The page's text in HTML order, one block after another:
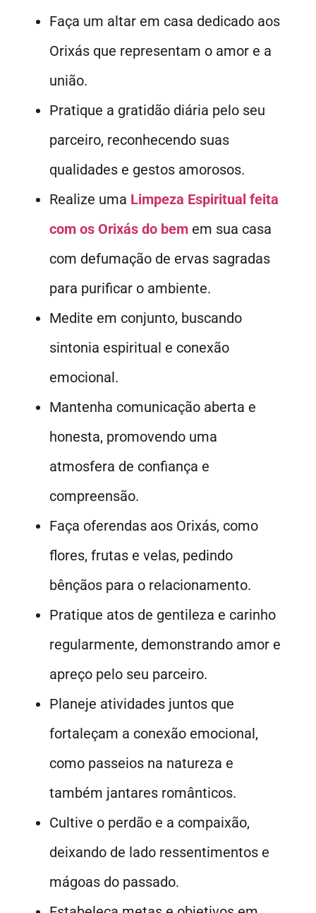
Faça um altar em casa dedicado aos
Orixás que representam o amor e a
união.
Pratique a gratidão diária pelo seu
parceiro, reconhecendo suas
qualidades e gestos amorosos.
Realize uma Limpeza Espiritual feita
com os Orixás do bem em sua casa
com defumação de ervas sagradas
para purificar o ambiente.
Medite em conjunto, buscando
sintonia espiritual e conexão
emocional.
Mantenha comunicação aberta e
honesta, promovendo uma
atmosfera de confiança e
compreensão.
Faça oferendas aos Orixás, como
flores, frutas e velas, pedindo
bênçãos para o relacionamento.
Pratique atos de gentileza e carinho
regularmente, demonstrando amor e
apreço pelo seu parceiro.
Planeje atividades juntos que
fortaleçam a conexão emocional,
como passeios na natureza e
também jantares românticos.
Cultive o perdão e a compaixão,
deixando de lado ressentimentos e
mágoas do passado.